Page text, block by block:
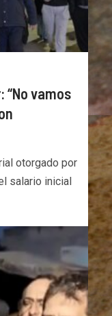
vamos
otorgado por
salario inicial